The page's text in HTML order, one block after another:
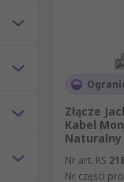
Złącze
Kabel
Naturalny
Nr art. RS
Nr części